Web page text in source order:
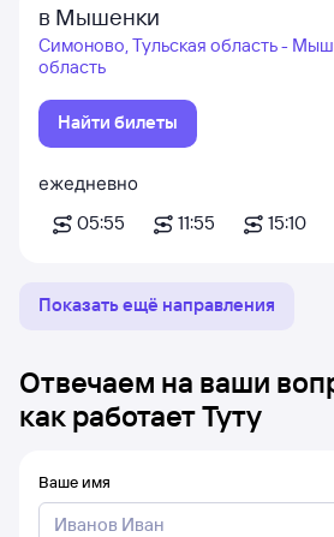
в Мышенки
Симоново, Тульская область -
область
Найти билеты
ежедневно
05:55
11:55 15:10
Показать ещё направления
Отвечаем на ваши
как работает Туту
Ваше имя